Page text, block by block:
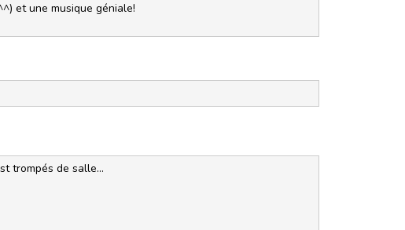
et une musique géniale!
trompés de salle...